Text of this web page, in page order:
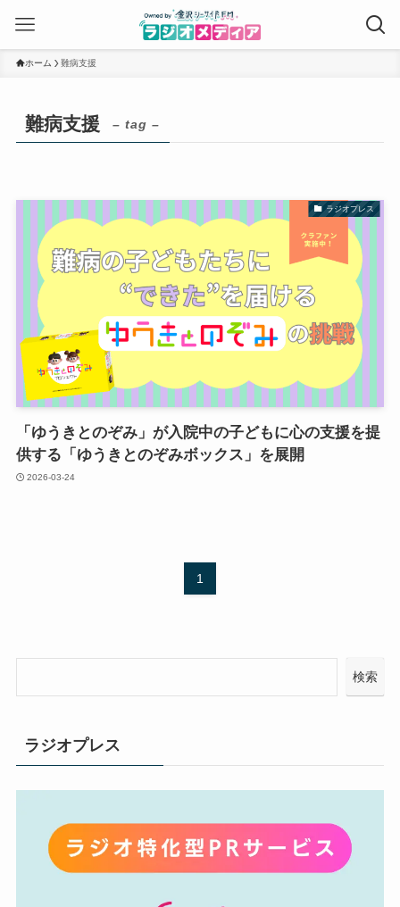
ホーム 難病支援
難病支援 – tag –
ラジオプレス
「ゆうきとのぞみ」が入院中の子どもに心の支援を提
供する「ゆうきとのぞみボックス」を展開
2026-03-24
1
検索
ラジオプレス